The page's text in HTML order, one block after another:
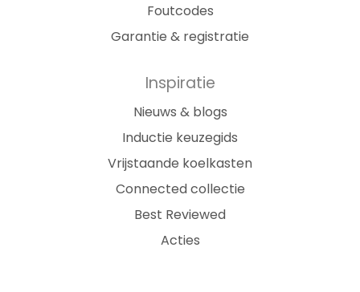
Foutcodes
Garantie & registratie
Inspiratie
Nieuws & blogs
Inductie keuzegids
Vrijstaande koelkasten
Connected collectie
Best Reviewed
Acties